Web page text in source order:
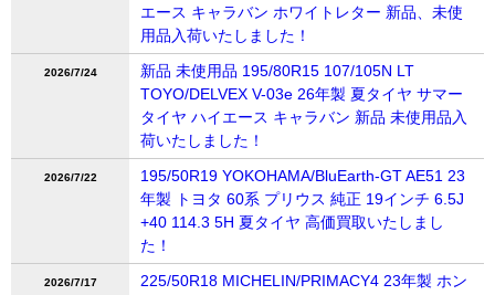
エース キャラバン ホワイトレター 新品、未使
用品入荷いたしました！
2026/7/24
新品 未使用品 195/80R15 107/105N LT
TOYO/DELVEX V-03e 26年製 夏タイヤ サマー
タイヤ ハイエース キャラバン 新品 未使用品入
荷いたしました！
2026/7/22
195/50R19 YOKOHAMA/BluEarth-GT AE51 23
年製 トヨタ 60系 プリウス 純正 19インチ 6.5J
+40 114.3 5H 夏タイヤ 高価買取いたしまし
た！
2026/7/17
225/50R18 MICHELIN/PRIMACY4 23年製 ホン